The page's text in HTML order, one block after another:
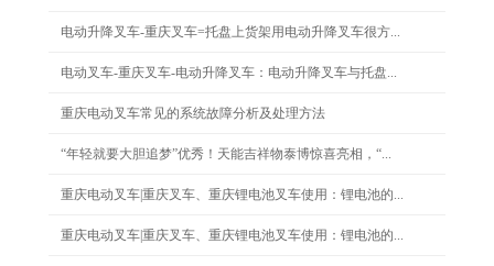
电动升降叉车-重庆叉车=托盘上货架用电动升降叉车很方...
电动叉车-重庆叉车-电动升降叉车：电动升降叉车与托盘...
重庆电动叉车常见的系统故障分析及处理方法
“年轻就要大胆追梦”优秀！天能吉祥物泰博惊喜亮相，“...
重庆电动叉车|重庆叉车、重庆锂电池叉车使用：锂电池的...
重庆电动叉车|重庆叉车、重庆锂电池叉车使用：锂电池的...